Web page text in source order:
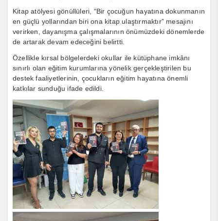
Kitap atölyesi gönüllüleri, “Bir çocuğun hayatına dokunmanın
en güçlü yollarından biri ona kitap ulaştırmaktır” mesajını
verirken, dayanışma çalışmalarının önümüzdeki dönemlerde
de artarak devam edeceğini belirtti.
Özellikle kırsal bölgelerdeki okullar ile kütüphane imkânı
sınırlı olan eğitim kurumlarına yönelik gerçekleştirilen bu
destek faaliyetlerinin, çocukların eğitim hayatına önemli
katkılar sunduğu ifade edildi.